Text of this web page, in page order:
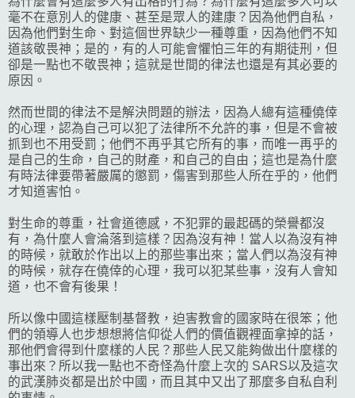
毫不在意別人的健康、甚至是眾人的建康？因為他們自私，
因為他們對生命、對這個世界缺少一種尊重，因為他們不知
道該敬畏神；是的，有的人可能會懼怕三年的有期徒刑，但
卻是一點也不敬畏神；這就是世間的律法也還是有其必要的
原因。
然而世間的律法不是解決問題的辦法，因為人總有這種僥倖
的心理，認為自己可以犯了法律所不允許的事，但是不會被
抓到也不用受罰；他們不再乎其它所有的事，而唯一再乎的
是自己的生命，自己的財產，和自己的自由；這也是為什麼
有時法律要帶著嚴厲的懲罰，傷害到那些人所在乎的，他們
才知道害怕。
對生命的尊重，社會道德感，不犯罪的最起碼的榮譽都沒
有，為什麼人會淪落到這樣？因為沒有神！當人以為沒有神
的時候，就敢於作出以上的那些事出來；當人們以為沒有神
的時候，就存在僥倖的心理，我可以犯某些事，沒有人會知
道，也不會有後果！
所以像中國這樣壓制基督教，迫害教會的國家時在很笨；他
們的領導人也步想想將信仰從人們的價值觀裡面拿掉的話，
那他們會得到什麼樣的人民？那些人民又能夠做出什麼樣的
事出來？所以我一點也不奇怪為什麼上次的 SARS以及這次
的武漢肺炎都是出於中國，而且其中又出了那麼多自私自利